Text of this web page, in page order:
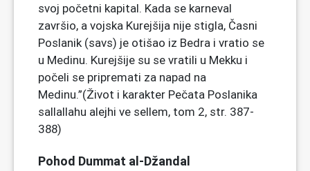
svoj početni kapital. Kada se karneval
završio, a vojska Kurejšija nije stigla, Časni
Poslanik (savs) je otišao iz Bedra i vratio se
u Medinu. Kurejšije su se vratili u Mekku i
počeli se pripremati za napad na
Medinu.”(Život i karakter Pečata Poslanika
sallallahu alejhi ve sellem, tom 2, str. 387-
388)
Pohod Dummat al-Džandal